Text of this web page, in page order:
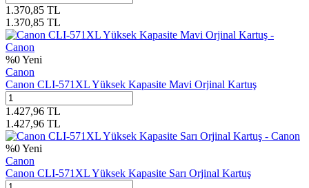
1.370,85 TL
1.370,85 TL
%0Yeni
Canon
Canon CLI-571XL Yüksek Kapasite Mavi Orjinal Kartuş
1.427,96 TL
1.427,96 TL
%0Yeni
Canon
Canon CLI-571XL Yüksek Kapasite Sarı Orjinal Kartuş